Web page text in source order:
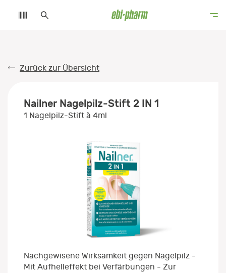
Zurück zur Übersicht
Nailner Nagelpilz-Stift 2 IN 1
1 Nagelpilz-Stift à 4ml
Nachgewisene Wirksamkeit gegen Nagelpilz -
Mit Aufhelleffekt bei Verfärbungen - Zur